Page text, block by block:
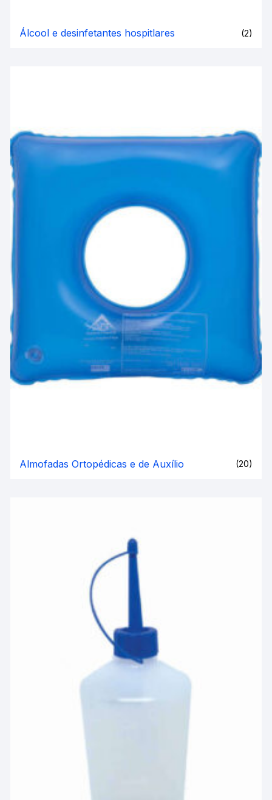
Álcool e desinfetantes hospitlares (2)
Almofadas Ortopédicas e de Auxílio (20)